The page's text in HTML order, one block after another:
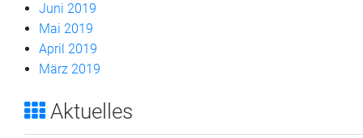
Juni 2019
Mai 2019
April 2019
März 2019
Aktuelles